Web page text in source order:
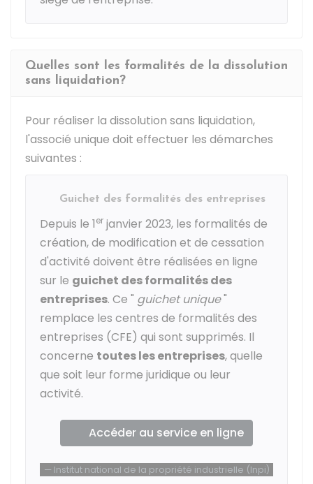
Quelles sont les formalités de la dissolution
sans liquidation?
Pour réaliser la dissolution sans liquidation,
l'associé unique doit effectuer les démarches
suivantes :
Guichet des formalités des entreprises
Depuis le 1er janvier 2023, les formalités de
création, de modification et de cessation
d'activité doivent être réalisées en ligne
sur le guichet des formalités des
entreprises. Ce " guichet unique"
remplace les centres de formalités des
entreprises (CFE) qui sont supprimés. Il
concerne toutes les entreprises, quelle
que soit leur forme juridique ou leur
activité.
Accéder au service en ligne
Institut national de la propriété industrielle (Inpi)